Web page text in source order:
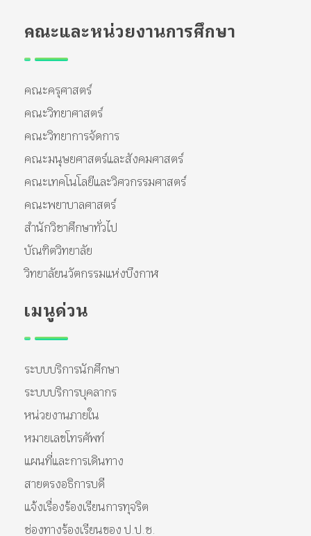
คณะและหน่วยงานการศึกษา
คณะครุศาสตร์
คณะวิทยาศาสตร์
คณะวิทยาการจัดการ
คณะมนุษยศาสตร์และสังคมศาสตร์
คณะเทคโนโลยีและวิศวกรรมศาสตร์
คณะพยาบาลศาสตร์
สำนักวิชาศึกษาทั่วไป
บัณฑิตวิทยาลัย
วิทยาลัยนวัตกรรมแห่งบึงกาฬ
เมนูด่วน
ระบบบริการนักศึกษา
ระบบบริการบุคลากร
หน่วยงานภายใน
หมายเลขโทรศัพท์
แผนที่และการเดินทาง
สายตรงอธิการบดี
แจ้งเรื่องร้องเรียนการทุจริต
ช่องทางร้องเรียนของ ป.ป.ช.